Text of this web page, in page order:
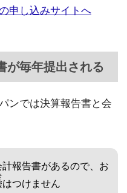
申し込みサイトへ
が毎年提出される
ンでは決算報告書と会
報告書があるので、お
はつけません